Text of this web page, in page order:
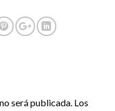
será publicada. Los